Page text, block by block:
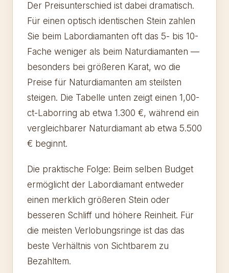
Der Preisunterschied ist dabei dramatisch.
Für einen optisch identischen Stein zahlen
Sie beim Labordiamanten oft das 5- bis 10-
Fache weniger als beim Naturdiamanten —
besonders bei größeren Karat, wo die
Preise für Naturdiamanten am steilsten
steigen. Die Tabelle unten zeigt einen 1,00-
ct-Laborring ab etwa 1.300 €, während ein
vergleichbarer Naturdiamant ab etwa 5.500
€ beginnt.
Die praktische Folge: Beim selben Budget
ermöglicht der Labordiamant entweder
einen merklich größeren Stein oder
besseren Schliff und höhere Reinheit. Für
die meisten Verlobungsringe ist das das
beste Verhältnis von Sichtbarem zu
Bezahltem.